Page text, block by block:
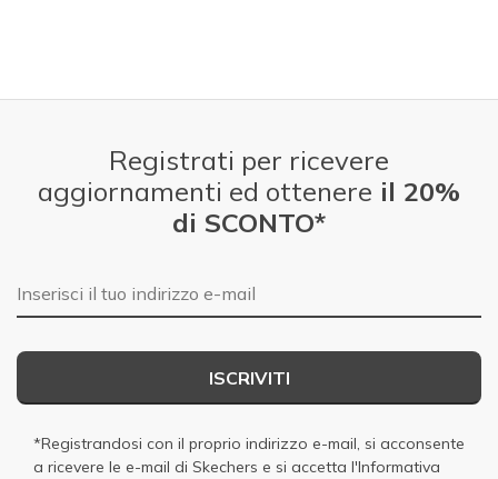
Registrati per ricevere
aggiornamenti ed ottenere il 20%
di SCONTO*
E-mail
ISCRIVITI
*Registrandosi con il proprio indirizzo e-mail, si acconsente
a ricevere le e-mail di Skechers e si accetta l'Informativa